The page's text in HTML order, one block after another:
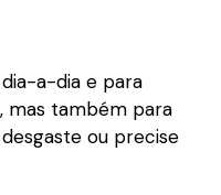
a-dia e para
mas também para
ou precise